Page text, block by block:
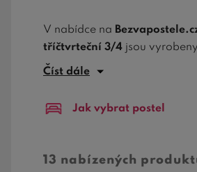
V nabídce na
tříčtvrteční 3/4 jsou
je vysouvání šuplíku velmi
Číst dále
Jak vybrat postel
13 nabízených